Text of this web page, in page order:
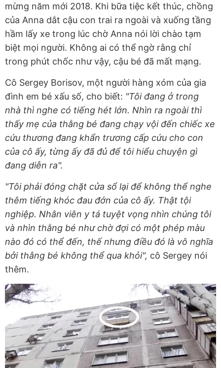
mừng năm mới 2018. Khi bữa tiệc kết thúc, chồng
của Anna dắt cậu con trai ra ngoài và xuống tầng
hầm lấy xe trong lúc chờ Anna nói lời chào tạm
biệt mọi người. Không ai có thể ngờ rằng chỉ
trong phút chốc như vậy, cậu bé đã mất mạng.
Cô Sergey Borisov, một người hàng xóm của gia
đình em bé xấu số, cho biết: "Tôi đang ở trong
nhà thì nghe có tiếng hét lớn. Nhìn ra ngoài thì
thấy mẹ của thằng bé đang chạy vội đến chiếc xe
cứu thương đang khẩn trương cấp cứu cho con
của cô ấy, từng ấy đã đủ để tôi hiểu chuyện gì
đang diễn ra".
"Tôi phải đóng chặt cửa sổ lại để không thể nghe
thêm tiếng khóc đau đớn của cô ấy. Thật tội
nghiệp. Nhân viên y tá tuyệt vọng nhìn chúng tôi
và nhìn thằng bé như chờ đợi có một phép màu
nào đó có thể đến, thế nhưng điều đó là vô nghĩa
bởi thằng bé không thể qua khỏi", cô Sergey nói
thêm.